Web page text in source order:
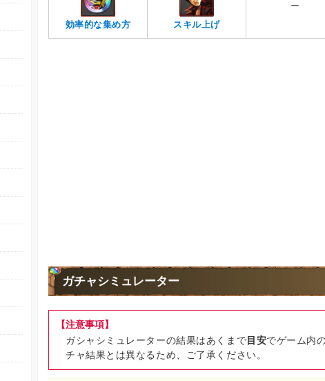
効率的な集め方 スキル上げ
ー
ガチャシミュレーター
【注意事項】
ガシャシミュレーターの結果はあくまで目安でゲーム内
チャ結果とは異なるため、ご了承ください。